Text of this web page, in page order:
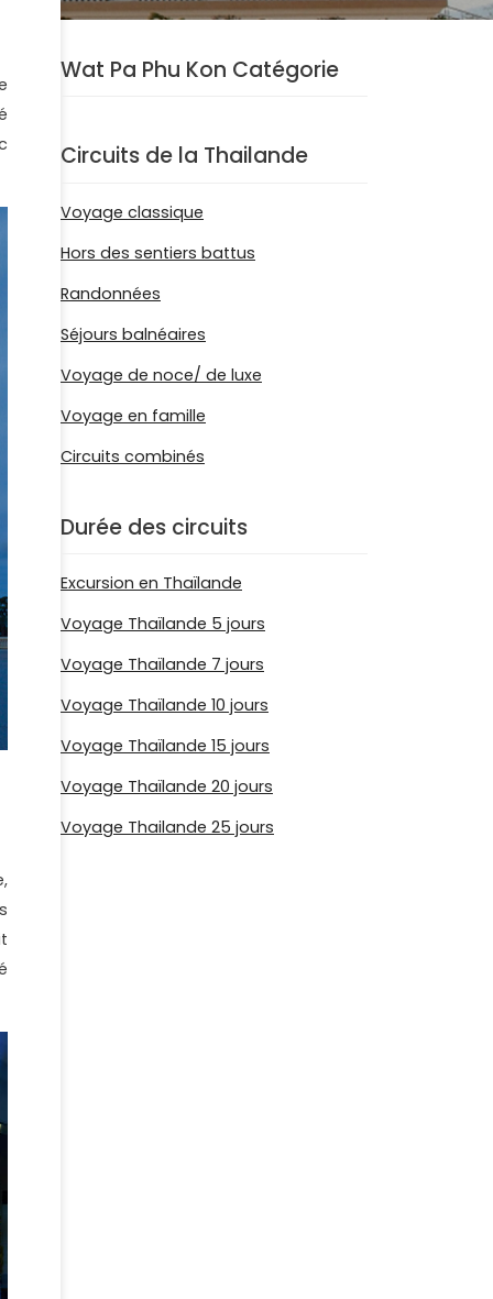
Wat Pa Phu Kon Catégorie
Circuits de la Thailande
Voyage classique
Hors des sentiers battus
Randonnées
Séjours balnéaires
Voyage de noce/ de luxe
Voyage en famille
Circuits combinés
Durée des circuits
Excursion en Thaïlande
Voyage Thaïlande 5 jours
Voyage Thaïlande 7 jours
Voyage Thaïlande 10 jours
Voyage Thaïlande 15 jours
Voyage Thaïlande 20 jours
Voyage Thailande 25 jours